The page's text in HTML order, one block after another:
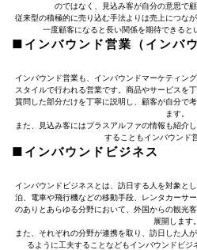
のではなく、見込み客が自分の意思で
従来型の積極的に売り込む手法よりは売上につな
一度顧客になると長い関係を期待できると
■インバウンド営業（インバ
インバウンド営業も、インバウンドマーケティン
スタイルで行われる営業です。商品やサービスを
質問した部分だけを丁寧に説明し、顧客が自分で
ます。
また、見込み客にはプラスアルファの情報も紹介
することもインバウンド
■インバウンドビジネス
インバウンドビジネスとは、訪日する人を対象と
泊、電車や飛行機などの移動手段、レンタカーサ
のありとあらゆる分野において、外国からの観光
展開します。
また、それぞれの分野が連携を取り、訪日した人
るように工夫することなどもインバウンドビジ